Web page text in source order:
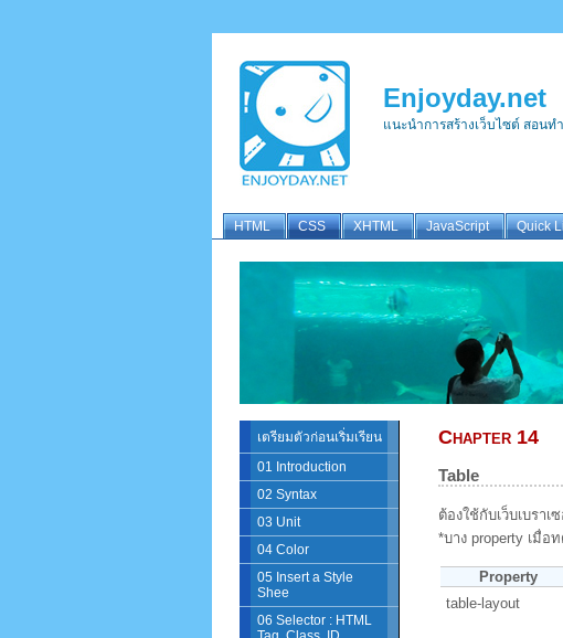
Enjoyday.net
แนะนำการสร้างเว็บไซต์ สอนท
HTML CSS XHTML JavaScript Quick
เตรียมตัวก่อนเริ่มเรียน
01 Introduction
02 Syntax
03 Unit
04 Color
05 Insert a Style
Shee
06 Selector : HTML
Chapter 14
Table
ต้องใช้กับเว็บเบรา
*บาง property เมื่อ
Property
table-layout